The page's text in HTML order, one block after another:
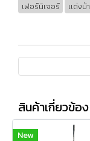
เฟอร์นิเจอร์
แต่งบ้
สินค้าเกี่ยวข้อง
New